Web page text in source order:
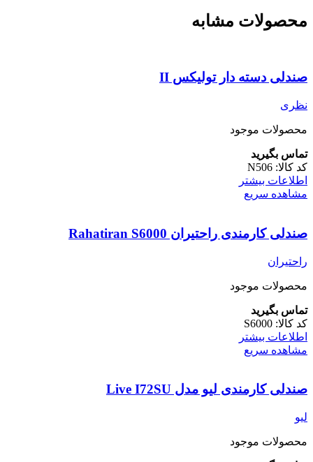
محصولات مشابه
صندلی دسته دار تولیکس II
نظری
محصولات موجود
تماس بگیرید
کد کالا: N506
اطلاعات بیشتر
مشاهده سریع
صندلی کارمندی راحتیران Rahatiran S6000
راحتیران
محصولات موجود
تماس بگیرید
کد کالا: S6000
اطلاعات بیشتر
مشاهده سریع
صندلی کارمندی لیو مدل Live I72SU
لیو
محصولات موجود